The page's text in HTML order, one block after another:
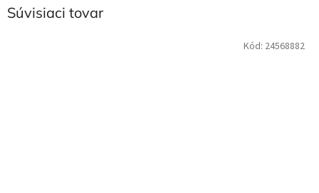
Súvisiaci tovar
Kód: 24568882